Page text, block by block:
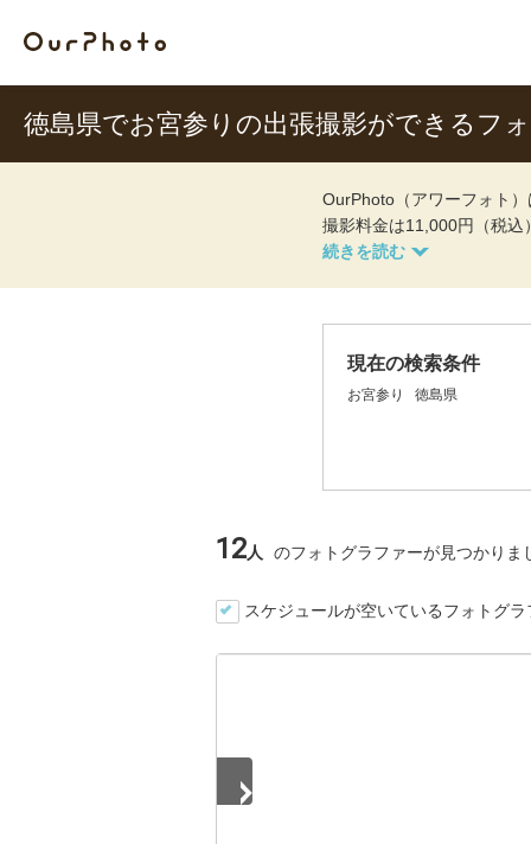
徳島県でお宮参りの出張撮影ができるフ
OurPhoto（アワーフォト
撮影料金は11,000円（税込
現在の検索条件
お宮参り 徳島県
12人 のフォトグラファーが見つかりま
スケジュールが空いているフォトグ